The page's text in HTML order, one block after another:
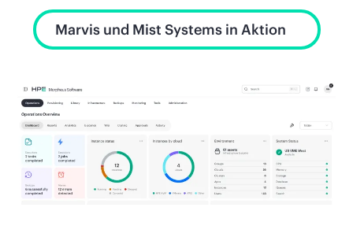
Marvis und Mist Systems in Aktion